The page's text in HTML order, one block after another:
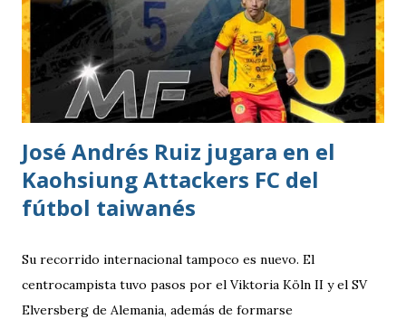
José Andrés Ruiz jugara en el
Kaohsiung Attackers FC del
fútbol taiwanés
Su recorrido internacional tampoco es nuevo. El
centrocampista tuvo pasos por el Viktoria Köln II y el SV
Elversberg de Alemania, además de formarse